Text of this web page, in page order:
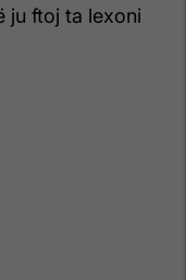
ju ftoj ta lexoni